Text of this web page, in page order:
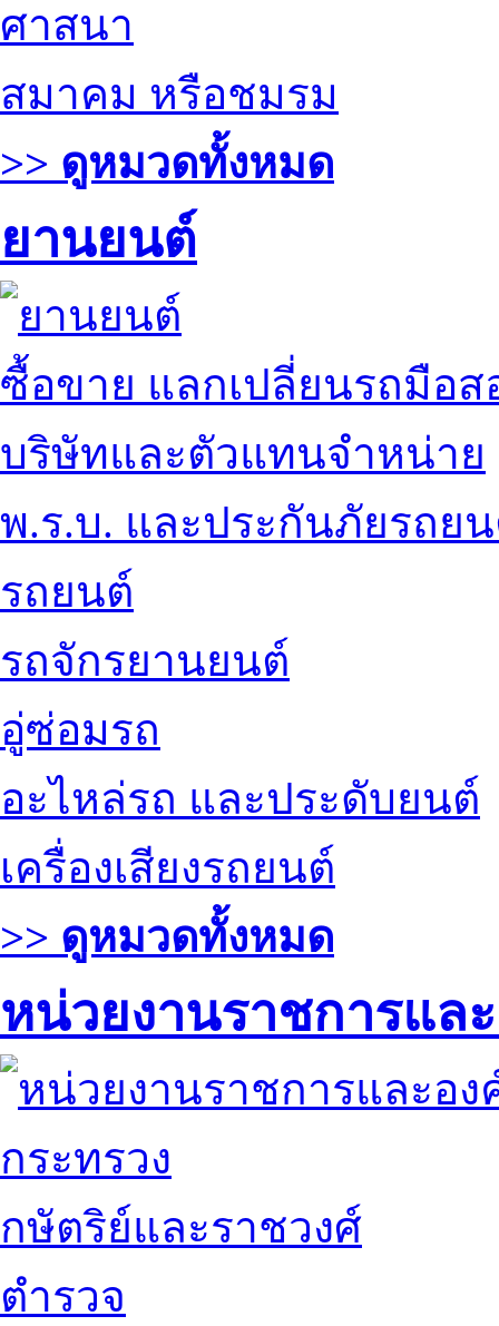
ศาสนา
สมาคม หรือชมรม
>> ดูหมวดทั้งหมด
ยานยนต์
ซื้อขาย แลกเปลี่ยนรถมือส
บริษัทและตัวแทนจำหน่าย
พ.ร.บ. และประกันภัยรถย
รถยนต์
รถจักรยานยนต์
อู่ซ่อมรถ
อะไหล่รถ และประดับยนต์
เครื่องเสียงรถยนต์
>> ดูหมวดทั้งหมด
หน่วยงานราชการแล
กระทรวง
กษัตริย์และราชวงศ์
ตำรวจ